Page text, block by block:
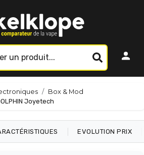
Box & Mod
Joyetech
EVOLUTION PRIX